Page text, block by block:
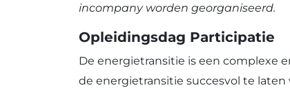
incompany worden georganiseerd.
Opleidingsdag Participatie
De energietransitie is een complexe
de energietransitie succesvol te